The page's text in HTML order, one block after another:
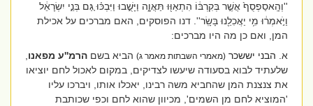
''וְהָֽאסַפְסֻף֙ אֲשֶׁ֣ר בְּקִרְבּ֔וֹ הִתְאַוּ֖וּ תַּאֲוָ֑ה וַיָּשֻׁ֣בוּ וַיִּבְכּ֗וּ גַּ֚ם בְּנֵ֣י יִשְׂרָאֵ֔ל
וַיֹּ֣אמְר֔וּ מִ֥י יַאֲכִלֵ֖נוּ בָּשָֽׂר''.דנו הפוסקים, האם מברכים על אכילת
המן, ואם כן מה היו מברכים:
א.הבני יששכר(מאמרי השבתות מאמר ג)הביא בשםהרמ''ע מפאנו,
שלעתיד לבוא בסעודה שיעשו לצדיקים, במקום לאכול לחם יוציאו
את צנצנת המן שהחביא משה רבינו, יאכלו אותו, ויברכו עליו
'המוציא לחם מן השמים', מכיוון שהוא לחם וכפי שכותבת